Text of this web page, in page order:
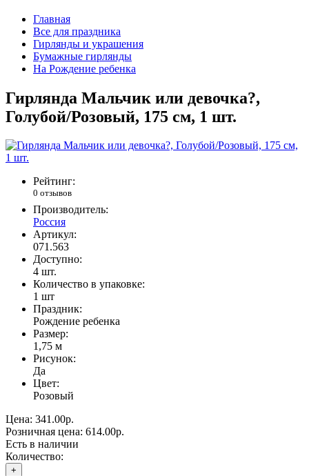
Главная
Все для праздника
Гирлянды и украшения
Бумажные гирлянды
На Рождение ребенка
Гирлянда Мальчик или девочка?,
Голубой/Розовый, 175 см, 1 шт.
Рейтинг:
0 отзывов
Производитель:
Россия
Артикул:
071.563
Доступно:
4 шт.
Количество в упаковке:
1 шт
Праздник:
Рождение ребенка
Размер:
1,75 м
Рисунок:
Да
Цвет:
Розовый
Цена: 341.00р.
Розничная цена: 614.00р.
Есть в наличии
Количество:
+